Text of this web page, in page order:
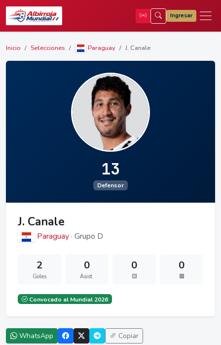
Ingresar
Inicio Selecciones Paraguay J. Canale
13
Defensor
J. Canale
Paraguay · Grupo D
2
Goles
0
Asist.
0
🟨
0
🟥
Convocado al Mundial 2026
WhatsApp Copiar